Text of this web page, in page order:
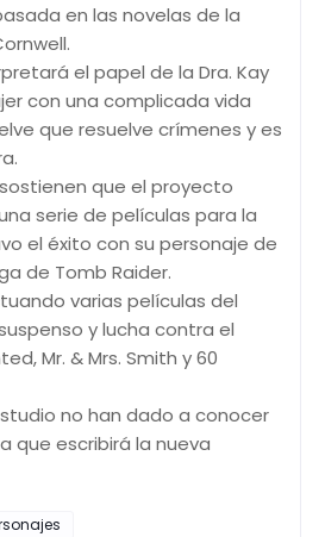
en las novelas de la
el papel de la Dra. Kay
con una complicada vida
que resuelve crímenes y es
que el proyecto
serie de películas para la
el éxito con su personaje de
de Tomb Raider.
varias películas del
y lucha contra el
Mr. & Mrs. Smith y 60
no han dado a conocer
que escribirá la nueva